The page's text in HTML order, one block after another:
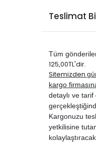
PEUGEOT
PEUGEOT
PEUGEOT
Teslimat
Tüm
125,00TL'dir.
Sitemizden
kargo
detaylı ve
Kargonuzu
yetkilisine